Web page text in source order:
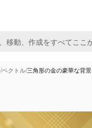
/ベクトル/三角形の金の豪華な背景